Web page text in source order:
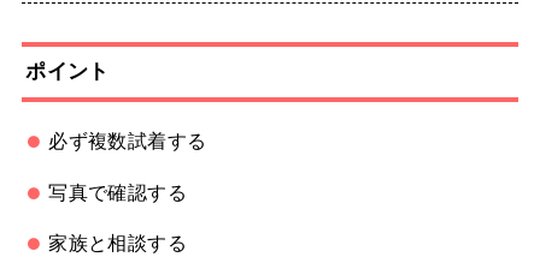
ポイント
必ず複数試着する
写真で確認する
家族と相談する